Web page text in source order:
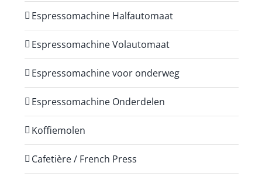
Espressomachine Halfautomaat
Espressomachine Volautomaat
Espressomachine voor onderweg
Espressomachine Onderdelen
Koffiemolen
Cafetière / French Press